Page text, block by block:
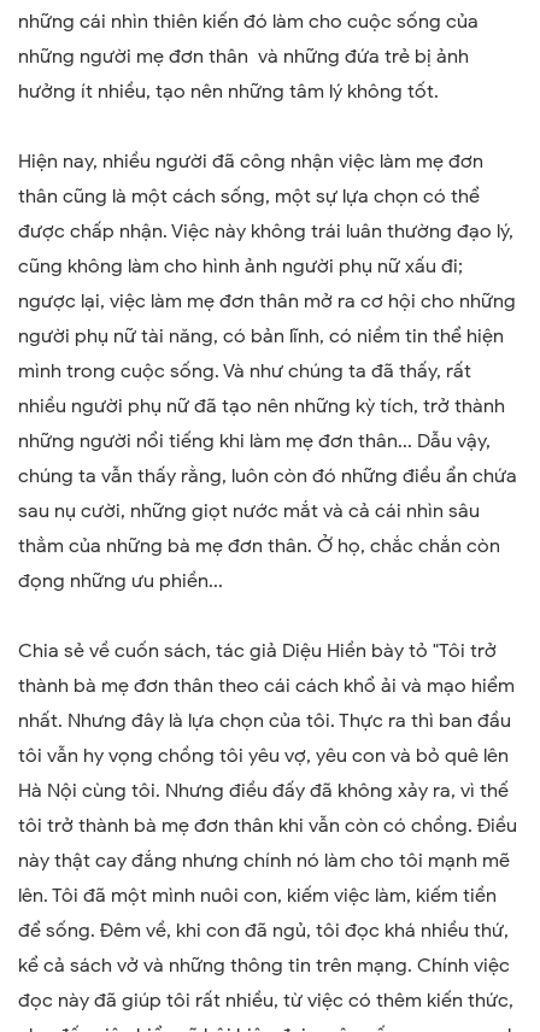
những cái nhìn thiên kiến đó làm cho cuộc sống của
những người mẹ đơn thân và những đứa trẻ bị ảnh
hưởng ít nhiều, tạo nên những tâm lý không tốt.
Hiện nay, nhiều người đã công nhận việc làm mẹ đơn
thân cũng là một cách sống, một sự lựa chọn có thể
được chấp nhận. Việc này không trái luân thường đạo lý,
cũng không làm cho hình ảnh người phụ nữ xấu đi;
ngược lại, việc làm mẹ đơn thân mở ra cơ hội cho những
người phụ nữ tài năng, có bản lĩnh, có niềm tin thể hiện
mình trong cuộc sống. Và như chúng ta đã thấy, rất
nhiều người phụ nữ đã tạo nên những kỳ tích, trở thành
những người nổi tiếng khi làm mẹ đơn thân... Dẫu vậy,
chúng ta vẫn thấy rằng, luôn còn đó những điều ẩn chứa
sau nụ cười, những giọt nước mắt và cả cái nhìn sâu
thẳm của những bà mẹ đơn thân. Ở họ, chắc chắn còn
đọng những ưu phiền...
Chia sẻ về cuốn sách, tác giả Diệu Hiền bày tỏ "Tôi trở
thành bà mẹ đơn thân theo cái cách khổ ải và mạo hiểm
nhất. Nhưng đây là lựa chọn của tôi. Thực ra thì ban đầu
tôi vẫn hy vọng chồng tôi yêu vợ, yêu con và bỏ quê lên
Hà Nội cùng tôi. Nhưng điều đấy đã không xảy ra, vì thế
tôi trở thành bà mẹ đơn thân khi vẫn còn có chồng. Điều
này thật cay đắng nhưng chính nó làm cho tôi mạnh mẽ
lên. Tôi đã một mình nuôi con, kiếm việc làm, kiếm tiền
để sống. Đêm về, khi con đã ngủ, tôi đọc khá nhiều thứ,
kể cả sách vở và những thông tin trên mạng. Chính việc
đọc này đã giúp tôi rất nhiều, từ việc có thêm kiến thức,